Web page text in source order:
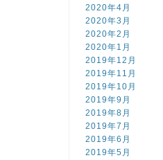
2020年4月
2020年3月
2020年2月
2020年1月
2019年12月
2019年11月
2019年10月
2019年9月
2019年8月
2019年7月
2019年6月
2019年5月